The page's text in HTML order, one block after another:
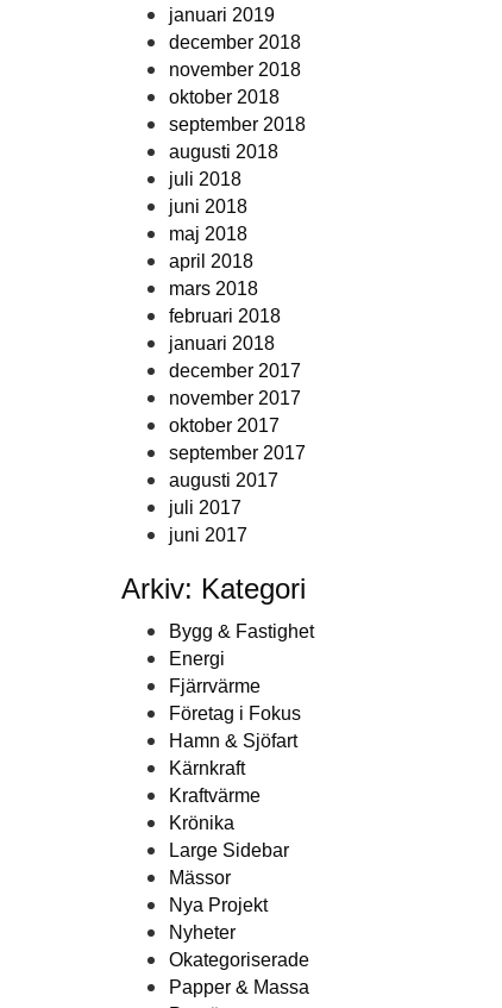
januari 2019
december 2018
november 2018
oktober 2018
september 2018
augusti 2018
juli 2018
juni 2018
maj 2018
april 2018
mars 2018
februari 2018
januari 2018
december 2017
november 2017
oktober 2017
september 2017
augusti 2017
juli 2017
juni 2017
Arkiv: Kategori
Bygg & Fastighet
Energi
Fjärrvärme
Företag i Fokus
Hamn & Sjöfart
Kärnkraft
Kraftvärme
Krönika
Large Sidebar
Mässor
Nya Projekt
Nyheter
Okategoriserade
Papper & Massa